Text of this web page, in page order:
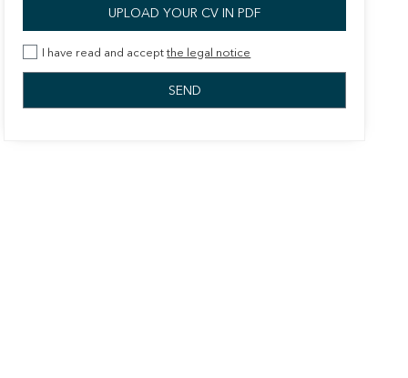
UPLOAD YOUR CV IN PDF
I have read and acceptthe legal notice
may